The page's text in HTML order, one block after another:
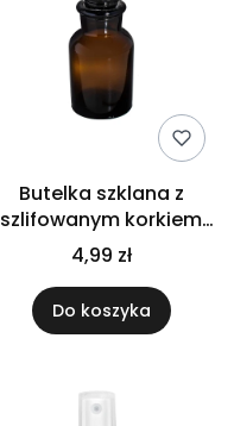
Butelka szklana z
szlifowanym korkiem
60ml
4,99 zł
Do koszyka